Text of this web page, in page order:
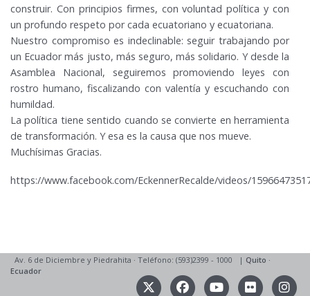
construir. Con principios firmes, con voluntad política y con
un profundo respeto por cada ecuatoriano y ecuatoriana.
Nuestro compromiso es indeclinable: seguir trabajando por
un Ecuador más justo, más seguro, más solidario. Y desde la
Asamblea Nacional, seguiremos promoviendo leyes con
rostro humano, fiscalizando con valentía y escuchando con
humildad.
La política tiene sentido cuando se convierte en herramienta
de transformación. Y esa es la causa que nos mueve.
Muchísimas Gracias.
https://www.facebook.com/EckennerRecalde/videos/
Av. 6 de Diciembre y Piedrahita · Teléfono: (593)2399 - 1000 | Quito ·
Ecuador